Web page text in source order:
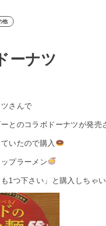
他
ーナツ
さんで
とのコラボドーナツが発売
いたので購入
プラーメン
1つ下さい」と購入しちゃ